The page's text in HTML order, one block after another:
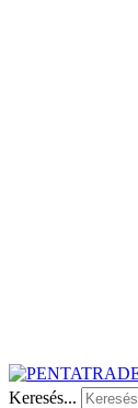
Keresés...